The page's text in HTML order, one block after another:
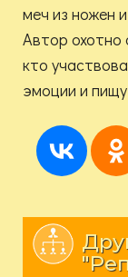
меч из ножен
Автор охотно
кто
эмоции и